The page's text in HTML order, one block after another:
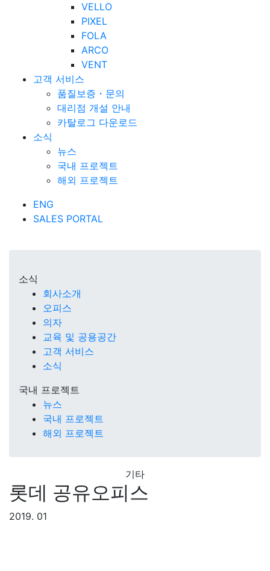
VELLO
PIXEL
FOLA
ARCO
VENT
고객 서비스
품질보증・문의
대리점 개설 안내
카탈로그 다운로드
소식
뉴스
국내 프로젝트
해외 프로젝트
ENG
SALES PORTAL
소식
회사소개
오피스
의자
교육 및 공용공간
고객 서비스
소식
국내 프로젝트
뉴스
국내 프로젝트
해외 프로젝트
기타
롯데 공유오피스
2019. 01